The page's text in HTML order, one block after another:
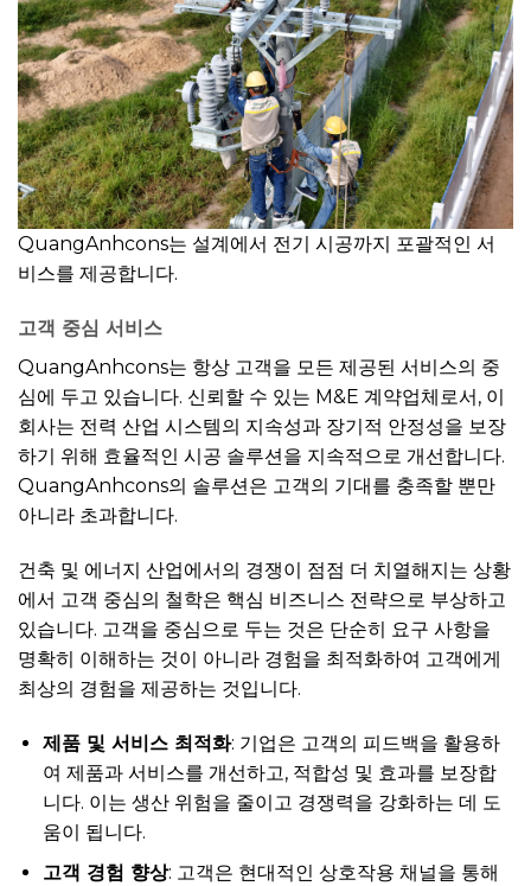
QuangAnhcons는 설계에서 전기 시공까지 포괄적인 서
비스를 제공합니다.
고객 중심 서비스
QuangAnhcons는 항상 고객을 모든 제공된 서비스의 중
심에 두고 있습니다. 신뢰할 수 있는 M&E 계약업체로서, 이
회사는 전력 산업 시스템의 지속성과 장기적 안정성을 보장
하기 위해 효율적인 시공 솔루션을 지속적으로 개선합니다.
QuangAnhcons의 솔루션은 고객의 기대를 충족할 뿐만
아니라 초과합니다.
건축 및 에너지 산업에서의 경쟁이 점점 더 치열해지는 상황
에서 고객 중심의 철학은 핵심 비즈니스 전략으로 부상하고
있습니다. 고객을 중심으로 두는 것은 단순히 요구 사항을
명확히 이해하는 것이 아니라 경험을 최적화하여 고객에게
최상의 경험을 제공하는 것입니다.
제품 및 서비스 최적화: 기업은 고객의 피드백을 활용하
여 제품과 서비스를 개선하고, 적합성 및 효과를 보장합
니다. 이는 생산 위험을 줄이고 경쟁력을 강화하는 데 도
움이 됩니다.
고객 경험 향상: 고객은 현대적인 상호작용 채널을 통해